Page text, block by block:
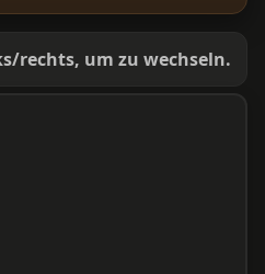
rechts, um zu wechseln.